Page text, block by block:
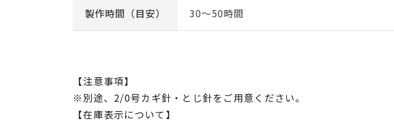
製作時間（目安） 30～50時間
【注意事項】
※別途、2/0号カギ針・とじ針をご用意ください。
【在庫表示について】